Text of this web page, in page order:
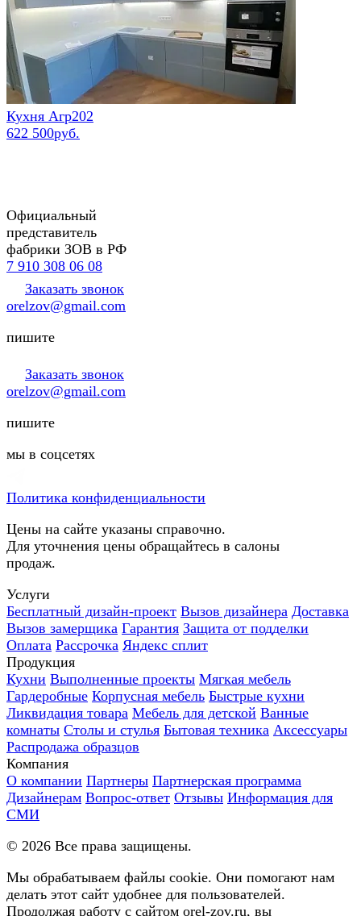
Кухня Агр202
622 500руб.
Официальный
представитель
фабрики ЗОВ в РФ
7 910 308 06 08
Заказать звонок
orelzov@gmail.com
пишите
Заказать звонок
orelzov@gmail.com
пишите
мы в соцсетях
Политика конфиденциальности
Цены на сайте указаны справочно.
Для уточнения цены обращайтесь в салоны
продаж.
Услуги
Бесплатный дизайн-проект Вызов дизайнера Доставка
Вызов замерщика Гарантия Защита от подделки
Оплата Рассрочка Яндекс сплит
Продукция
Кухни Выполненные проекты Мягкая мебель
Гардеробные Корпусная мебель Быстрые кухни
Ликвидация товара Мебель для детской Ванные
комнаты Столы и стулья Бытовая техника Аксессуары
Распродажа образцов
Компания
О компании Партнеры Партнерская программа
Дизайнерам Вопрос-ответ Отзывы Информация для
СМИ
© 2026 Все права защищены.
Мы обрабатываем файлы cookie. Они помогают нам
делать этот сайт удобнее для пользователей.
Продолжая работу с сайтом orel-zov.ru, вы